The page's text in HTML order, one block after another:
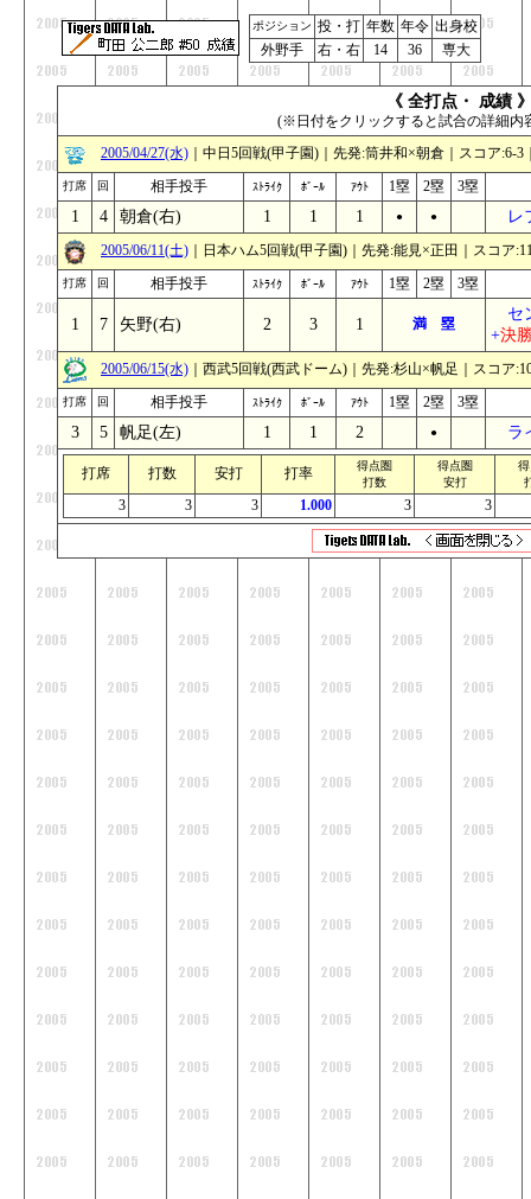
ポジション 投・打 年数 年令 出身校
外野手
右・右 14 36 専大
《 全打点・ 成績
(※日付をクリックすると試合の詳細内
2005/04/27(水) ｜中日5回戦(甲子園)｜先発:筒井和×朝倉｜スコア:6-3
打席 回 相手投手 ｽﾄﾗｲｸ ﾎﾞｰﾙ ｱｳﾄ 1塁 2塁 3塁
1 4 朝倉(右) 1 1 1 ● ● レ
2005/06/11(土) ｜日本ハム5回戦(甲子園)｜先発:能見×正田｜スコア
打席 回 相手投手 ｽﾄﾗｲｸ ﾎﾞｰﾙ ｱｳﾄ 1塁 2塁 3塁
1 7 矢野(右) 2 3 1 満 塁
セ
+決
2005/06/15(水) ｜西武5回戦(西武ドーム)｜先発:杉山×帆足｜スコア
打席 回 相手投手 ｽﾄﾗｲｸ ﾎﾞｰﾙ ｱｳﾄ 1塁 2塁 3塁
3 5 帆足(左) 1 1 2 ● ラ
打席 打数 安打 打率
得点圏
打数
得点圏
安打
3 3 3 1.000 3 3